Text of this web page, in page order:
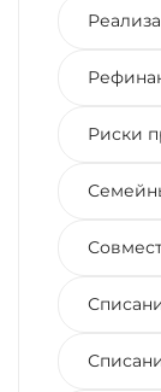
Риски